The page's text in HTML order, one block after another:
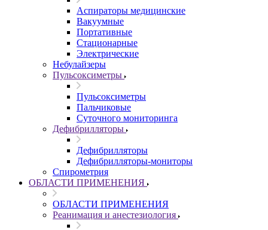
Аспираторы медицинские
Вакуумные
Портативные
Стационарные
Электрические
Небулайзеры
Пульсоксиметры
Пульсоксиметры
Пальчиковые
Суточного мониторинга
Дефибрилляторы
Дефибрилляторы
Дефибрилляторы-мониторы
Спирометрия
ОБЛАСТИ ПРИМЕНЕНИЯ
ОБЛАСТИ ПРИМЕНЕНИЯ
Реанимация и анестезиология